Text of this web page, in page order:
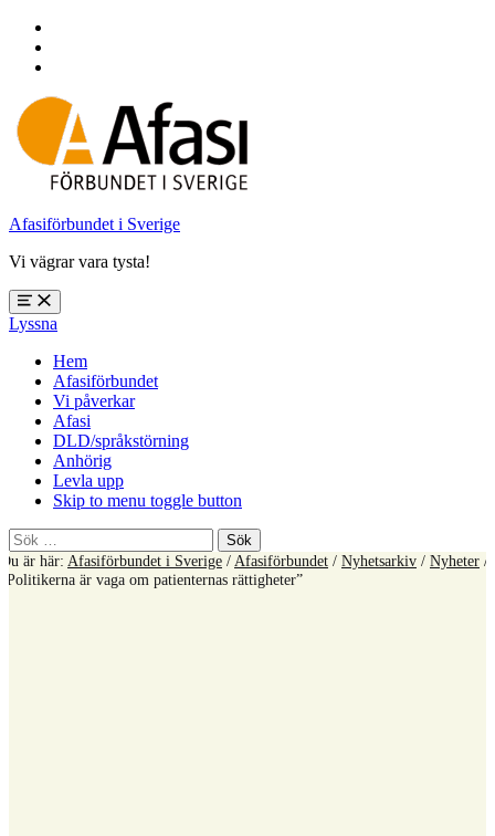
sidfoten
Afasiförbundet i Sverige
Vi vägrar vara tysta!
Öppna
meny:
%s
Lyssna
Hem
Afasiförbundet
Vi påverkar
Afasi
DLD/språkstörning
Anhörig
Levla upp
Skip to menu toggle button
Sök
efter:
Du är här: Afasiförbundet i Sverige /Afasiförbundet / Nyhetsarkiv / Nyheter /
“Politikerna är vaga om patienternas rättigheter”